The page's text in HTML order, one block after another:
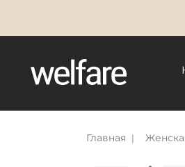
Главная